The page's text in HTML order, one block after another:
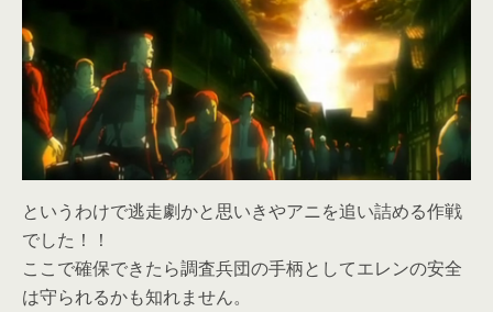
というわけで逃走劇かと思いきやアニを追い詰める作戦
でした！！
ここで確保できたら調査兵団の手柄としてエレンの安全
は守られるかも知れません。